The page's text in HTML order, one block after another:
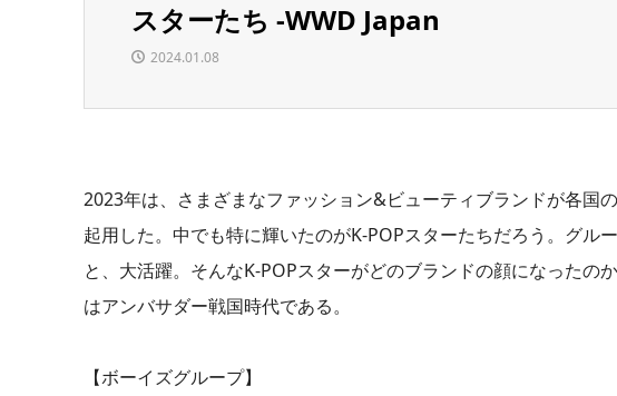
スターたち -WWD Japan
2024.01.08
2023年は、さまざまなファッション&ビューティブランドが各国
起用した。中でも特に輝いたのがK-POPスターたちだろう。グル
と、大活躍。そんなK-POPスターがどのブランドの顔になった
はアンバサダー戦国時代である。
【ボーイズグループ】